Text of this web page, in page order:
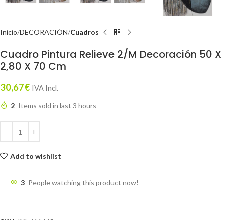
Inicio DECORACIÓN Cuadros
Cuadro Pintura Relieve 2/M Decoración 50 X
2,80 X 70 Cm
30,67€ IVA Incl.
2 Items sold in last 3 hours
Add to wishlist
3 People watching this product now!